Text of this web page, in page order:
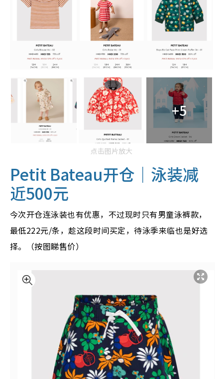
+5
点击图片放大
Petit Bateau开仓｜泳装减
近500元
今次开仓连泳装也有优惠，不过现时只有男童泳裤款，
最低222元/条，趁这段时间买定，待泳季来临也是好选
择。（按图睇售价）